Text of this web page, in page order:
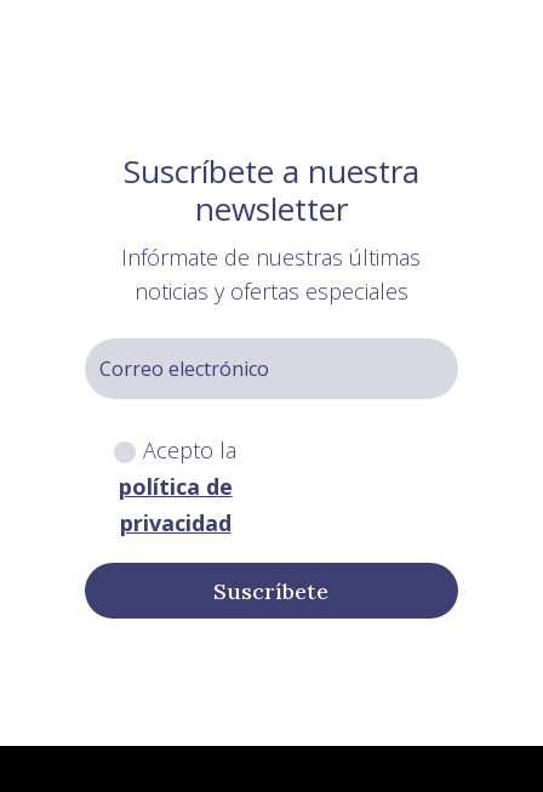
Suscríbete a nuestra
newsletter
Infórmate de nuestras últimas
noticias y ofertas especiales
Acepto la
política de
privacidad
Suscríbete